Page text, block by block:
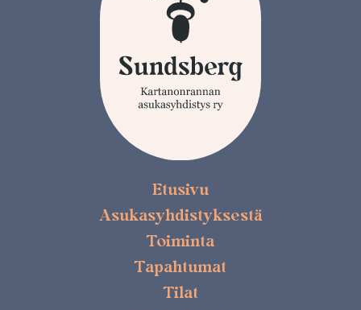
Etusivu
Asukasyhdistyksestä
Toiminta
Tapahtumat
Tilat